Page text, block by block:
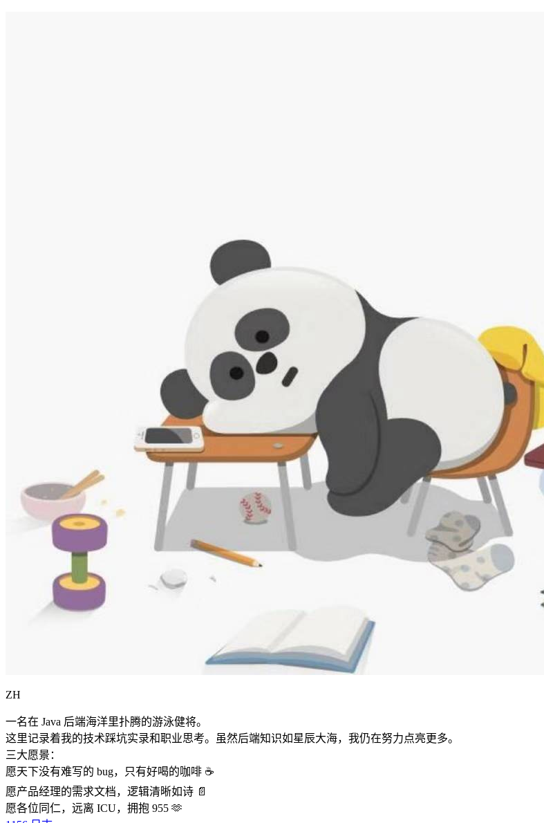
ZH
一名在 Java 后端海洋里扑腾的游泳健将。
这里记录着我的技术踩坑实录和职业思考。虽然后端知识如星辰大海，我仍在努力点亮更多。
三大愿景：
愿天下没有难写的 bug，只有好喝的咖啡 ☕️
愿产品经理的需求文档，逻辑清晰如诗 📄
愿各位同仁，远离 ICU，拥抱 955 🫶